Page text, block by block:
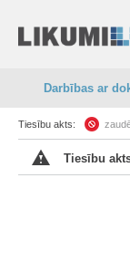
Darbības ar
Tiesību akts:
Tiesību